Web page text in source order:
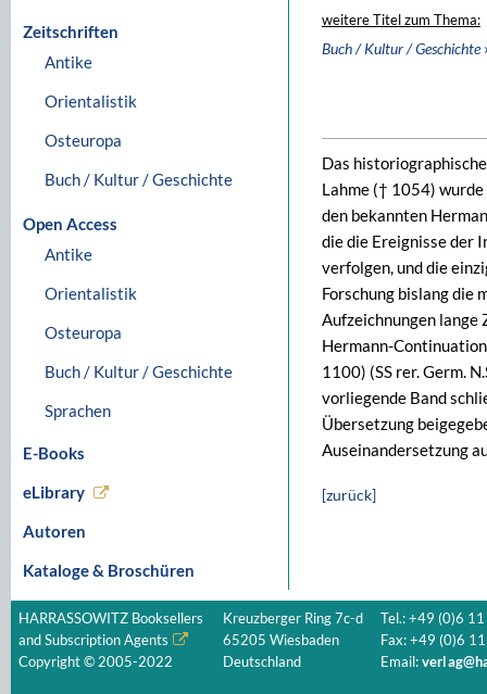
Zeitschriften
Antike
Orientalistik
Osteuropa
Buch / Kultur / Geschichte
Open Access
Antike
Orientalistik
Osteuropa
Buch / Kultur / Geschichte
Sprachen
E-Books
eLibrary
Autoren
Kataloge & Broschüren
weitere Titel zum Thema:
Buch / Kultur / Geschichte
Das
Lahme († 1054)
den bekannten
die die Ereignisse der
verfolgen, und die
Forschung bislang die
Aufzeichnungen lange
Hermann-
1100) (SS rer. Germ.
vorliegende Band
Übersetzung
Auseinandersetzung
[zurück]
HARRASSOWITZ Booksellers
and Subscription Agents
Copyright © 2005-2022
Kreuzberger Ring 7c-d
65205 Wiesbaden
Deutschland
Tel.: +49 (0)6
Fax: +49 (0)6
Email: